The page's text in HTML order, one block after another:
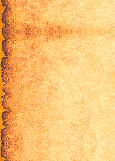
6 серия
7 серия
8 серия
9 серия
10 серия